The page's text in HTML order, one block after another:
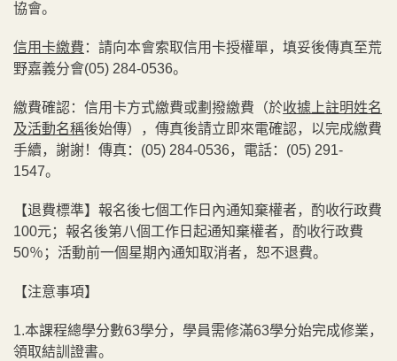
協會。
信用卡繳費 ：請向本會索取信用卡授權單，填妥後傳真至荒
野嘉義分會(05) 284-0536。
繳費確認：信用卡方式繳費或劃撥繳費（於收據上註明姓名
及活動名稱後始傳），傳真後請立即來電確認，以完成繳費
手續，謝謝！傳真：(05) 284-0536，電話：(05) 291-
1547。
【退費標準】報名後七個工作日內通知棄權者，酌收行政費
100元；報名後第八個工作日起通知棄權者，酌收行政費
50％；活動前一個星期內通知取消者，恕不退費。
【注意事項】
1.本課程總學分數63學分，學員需修滿63學分始完成修業，
領取結訓證書。